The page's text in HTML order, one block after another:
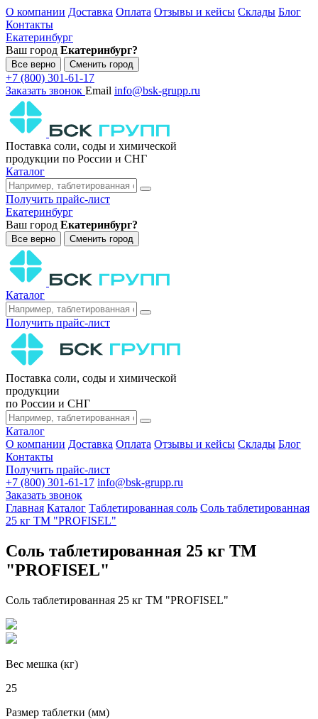
О компании Доставка Оплата Отзывы и кейсы Склады Блог
Контакты
Екатеринбург
Ваш город Екатеринбург?
Все верно Сменить город
+7 (800) 301-61-17
Заказать звонок Email info@bsk-grupp.ru
Поставка соли, соды и химической
продукции по России и СНГ
Каталог
Получить прайс-лист
Екатеринбург
Ваш город Екатеринбург?
Все верно Сменить город
Каталог
Получить прайс-лист
Поставка соли, соды и химической
продукции
по России и СНГ
Каталог
О компании Доставка Оплата Отзывы и кейсы Склады Блог
Контакты
Получить прайс-лист
+7 (800) 301-61-17 info@bsk-grupp.ru
Заказать звонок
Главная Каталог Таблетированная соль Соль таблетированная
25 кг ТМ "PROFISEL"
Соль таблетированная 25 кг ТМ
"PROFISEL"
Соль таблетированная 25 кг ТМ "PROFISEL"
Вес мешка (кг)
25
Размер таблетки (мм)